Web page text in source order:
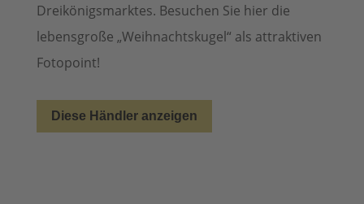
Dreikönigsmarktes. Besuchen Sie hier die
lebensgroße „Weihnachtskugel“ als attraktiven
Fotopoint!
Diese Händler anzeigen